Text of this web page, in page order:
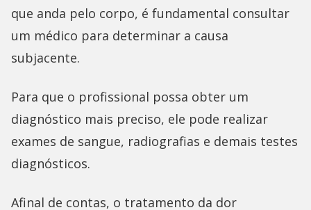
que anda pelo corpo, é fundamental consultar
um médico para determinar a causa
subjacente.
Para que o profissional possa obter um
diagnóstico mais preciso, ele pode realizar
exames de sangue, radiografias e demais testes
diagnósticos.
Afinal de contas, o tratamento da dor